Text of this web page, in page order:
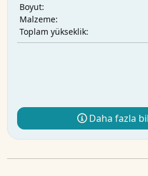
Boyut:
Malzeme:
Toplam yükseklik:
Daha fazla